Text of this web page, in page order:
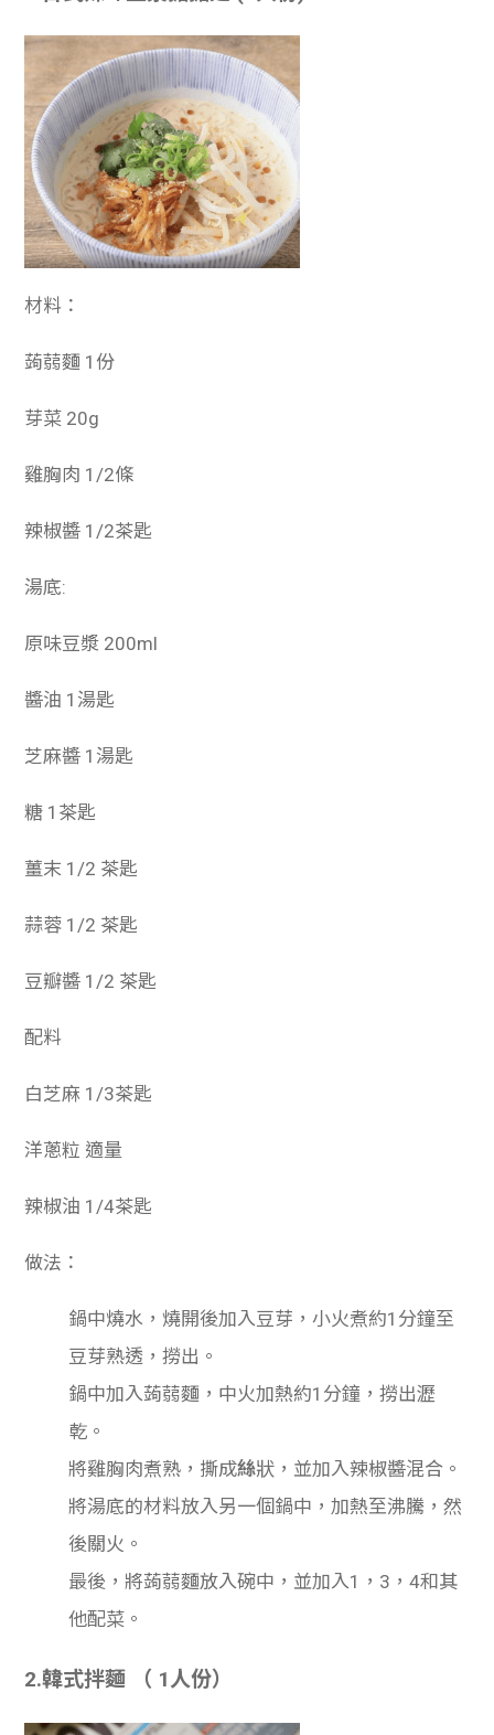
材料：
蒟蒻麵 1份
芽菜 20g
雞胸肉 1/2條
辣椒醬 1/2茶匙
湯底:
原味豆漿 200ml
醬油 1湯匙
芝麻醬 1湯匙
糖 1茶匙
薑末 1/2 茶匙
蒜蓉 1/2 茶匙
豆瓣醬 1/2 茶匙
配料
白芝麻 1/3茶匙
洋蔥粒 適量
辣椒油 1/4茶匙
做法：
鍋中燒水，燒開後加入豆芽，小火煮約1分鐘至
豆芽熟透，撈出。
鍋中加入蒟蒻麵，中火加熱約1分鐘，撈出瀝
乾。
將雞胸肉煮熟， 撕成絲狀，並加入辣椒醬混合。
將湯底的材料放入另一個鍋中，加熱至沸騰，然
後關火。
最後，將蒟蒻麵放入碗中，並加入1，3，4和其
他配菜。
2.韓式拌麵 （ 1人份）